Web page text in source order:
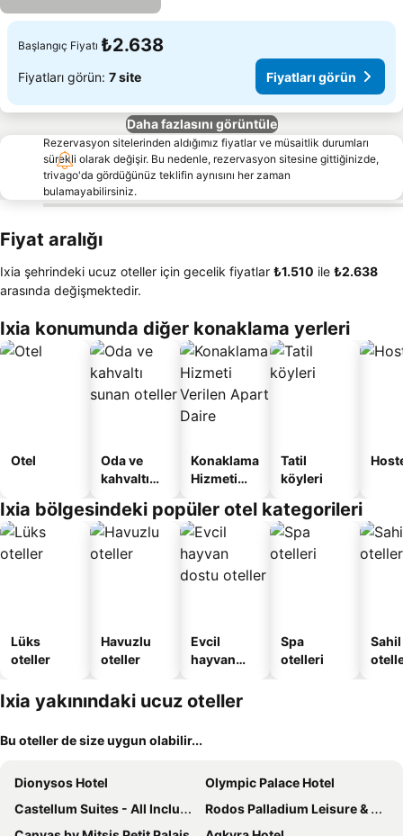
Başlangıç Fiyatı ₺2.638
Fiyatları görün: 7 site Fiyatları görün
Daha fazlasını görüntüle
Rezervasyon sitelerinden aldığımız fiyatlar ve müsaitlik durumları
sürekli olarak değişir. Bu nedenle, rezervasyon sitesine gittiğinizde,
trivago'da gördüğünüz teklifin aynısını her zaman
bulamayabilirsiniz.
Fiyat aralığı
Ixia şehrindeki ucuz oteller için gecelik fiyatlar ‎₺1.510 ile ‎₺2.638
arasında değişmektedir.
Ixia konumunda diğer konaklama yerleri
Otel
Oda ve
kahvaltı
oteller
Konaklama
Hizmeti
Apart
Daire
Tatil
köyleri
Ixia bölgesindeki popüler otel kategorileri
Lüks
oteller
Havuzlu
oteller
Evcil
hayvan
oteller
Spa
otelleri
Sahil
Ixia yakınındaki ucuz oteller
Bu oteller de size uygun olabilir...
Dionysos Hotel
Olympic Palace Hotel
Castellum Suites - All Inclusive
Rodos Palladium Leisure & Wellness